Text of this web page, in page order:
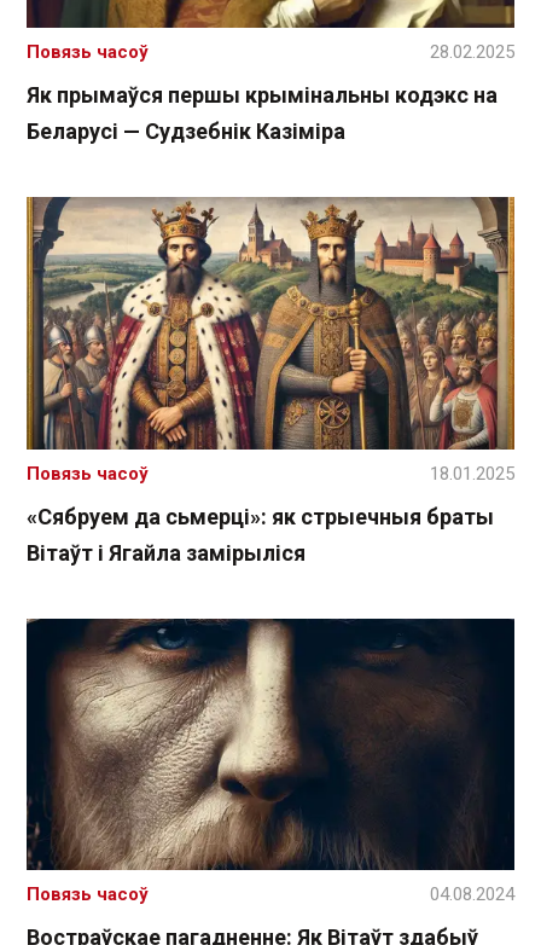
Як прымаўся першы крымінальны кодэкс на
Беларусі — Судзебнік Казіміра
Повязь часоў 28.02.2025
«Сябруем да сьмерці»: як стрыечныя браты
Вітаўт і Ягайла замірыліся
Повязь часоў 18.01.2025
Востраўскае пагадненне: Як Вітаўт здабыў
Повязь часоў 04.08.2024